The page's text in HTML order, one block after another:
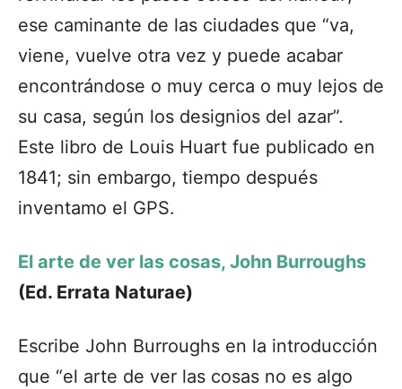
ese caminante de las ciudades que “va,
viene, vuelve otra vez y puede acabar
encontrándose o muy cerca o muy lejos de
su casa, según los designios del azar”.
Este libro de Louis Huart fue publicado en
1841; sin embargo, tiempo después
inventamo el GPS.
El arte de ver las cosas, John Burroughs
(Ed. Errata Naturae)
Escribe John Burroughs en la introducción
que “el arte de ver las cosas no es algo